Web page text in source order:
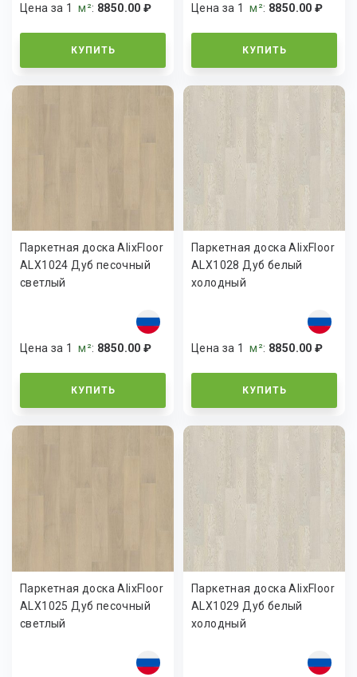
Цена за 1м²: 8850.00 ₽
КУПИТЬ
Цена за 1м²: 8850.00 ₽
КУПИТЬ
Паркетная доска AlixFloor
ALX1024 Дуб песочный
светлый
Цена за 1м²: 8850.00 ₽
КУПИТЬ
Паркетная доска AlixFloor
ALX1028 Дуб белый
холодный
Цена за 1м²: 8850.00 ₽
КУПИТЬ
Паркетная доска AlixFloor
ALX1025 Дуб песочный
светлый
Паркетная доска AlixFloor
ALX1029 Дуб белый
холодный